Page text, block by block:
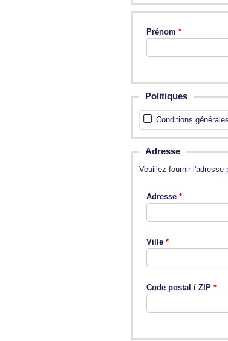
Prénom
Politiques
Conditions
Adresse
Veuillez fournir l'adresse
Adresse
Ville
Code postal / ZIP